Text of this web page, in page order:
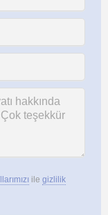
ile gizlilik